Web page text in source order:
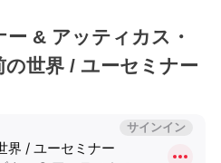
ー & アッティカス・
の世界 / ユーセミナー